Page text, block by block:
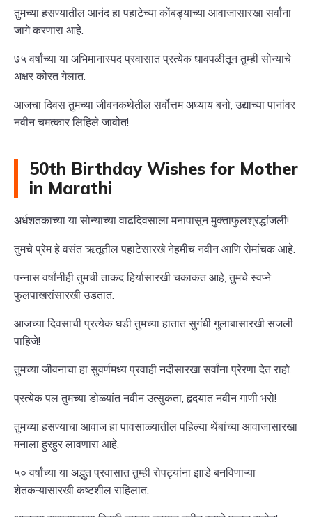
तुमच्या हसण्यातील आनंद हा पहाटेच्या कोंबड्याच्या आवाजासारखा सर्वांना
जागे करणारा आहे.
७५ वर्षांच्या या अभिमानास्पद प्रवासात प्रत्येक धावपळीतून तुम्ही सोन्याचे
अक्षर कोरत गेलात.
आजचा दिवस तुमच्या जीवनकथेतील सर्वोत्तम अध्याय बनो, उद्याच्या पानांवर
नवीन चमत्कार लिहिले जावोत!
50th Birthday Wishes for Mother
in Marathi
अर्धशतकाच्या या सोन्याच्या वाढदिवसाला मनापासून मुक्ताफुलश्रद्धांजली!
तुमचे प्रेम हे वसंत ऋतूतील पहाटेसारखे नेहमीच नवीन आणि रोमांचक आहे.
पन्नास वर्षांनीही तुमची ताकद हिर्यासारखी चकाकत आहे, तुमचे स्वप्ने
फुलपाखरांसारखी उडतात.
आजच्या दिवसाची प्रत्येक घडी तुमच्या हातात सुगंधी गुलाबासारखी सजली
पाहिजे!
तुमच्या जीवनाचा हा सुवर्णमध्य प्रवाही नदीसारखा सर्वांना प्रेरणा देत राहो.
प्रत्येक पल तुमच्या डोळ्यांत नवीन उत्सुकता, हृदयात नवीन गाणी भरो!
तुमच्या हसण्याचा आवाज हा पावसाळ्यातील पहिल्या थेंबांच्या आवाजासारखा
मनाला हुरहुर लावणारा आहे.
५० वर्षांच्या या अद्भुत प्रवासात तुम्ही रोपट्यांना झाडे बनविणाऱ्या
शेतकऱ्यासारखी कष्टशील राहिलात.